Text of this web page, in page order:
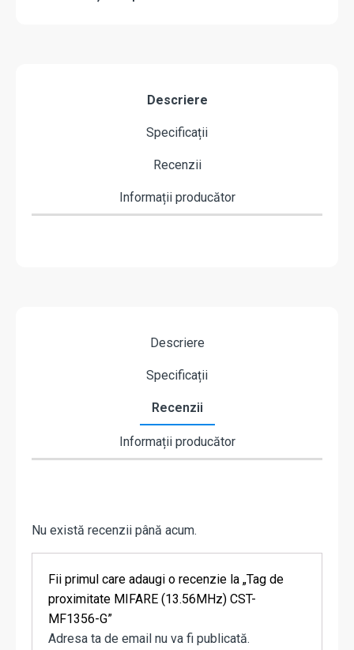
Descriere
Specificații
Recenzii
Informații producător
Descriere
Specificații
Recenzii
Informații producător
Nu există recenzii până acum.
Fii primul care adaugi o recenzie la „Tag de
proximitate MIFARE (13.56MHz) CST-
MF1356-G”
Adresa ta de email nu va fi publicată.